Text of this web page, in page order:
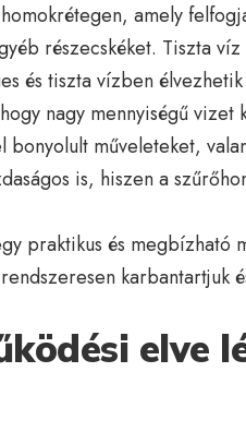
amely
részecskéket. Tiszta
és tiszta vízben
nagy mennyiségű vizet
műveleteket,
is, hiszen a
praktikus és megbízható
karbantartjuk
elve